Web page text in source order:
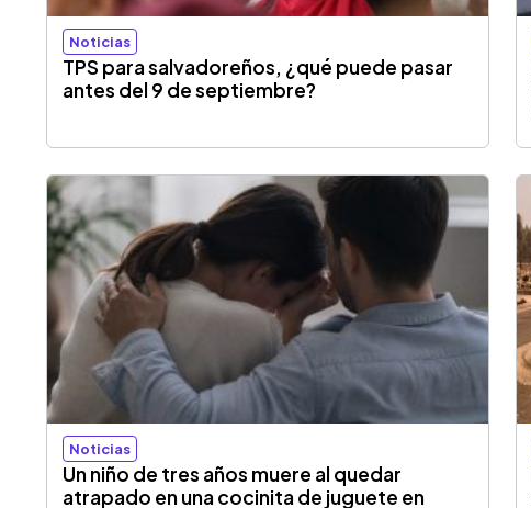
Noticias
TPS para salvadoreños, ¿qué puede pasar
antes del 9 de septiembre?
Noticias
Un niño de tres años muere al quedar
atrapado en una cocinita de juguete en